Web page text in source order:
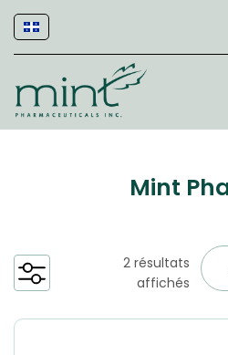
Mint
2 résultats
affichés